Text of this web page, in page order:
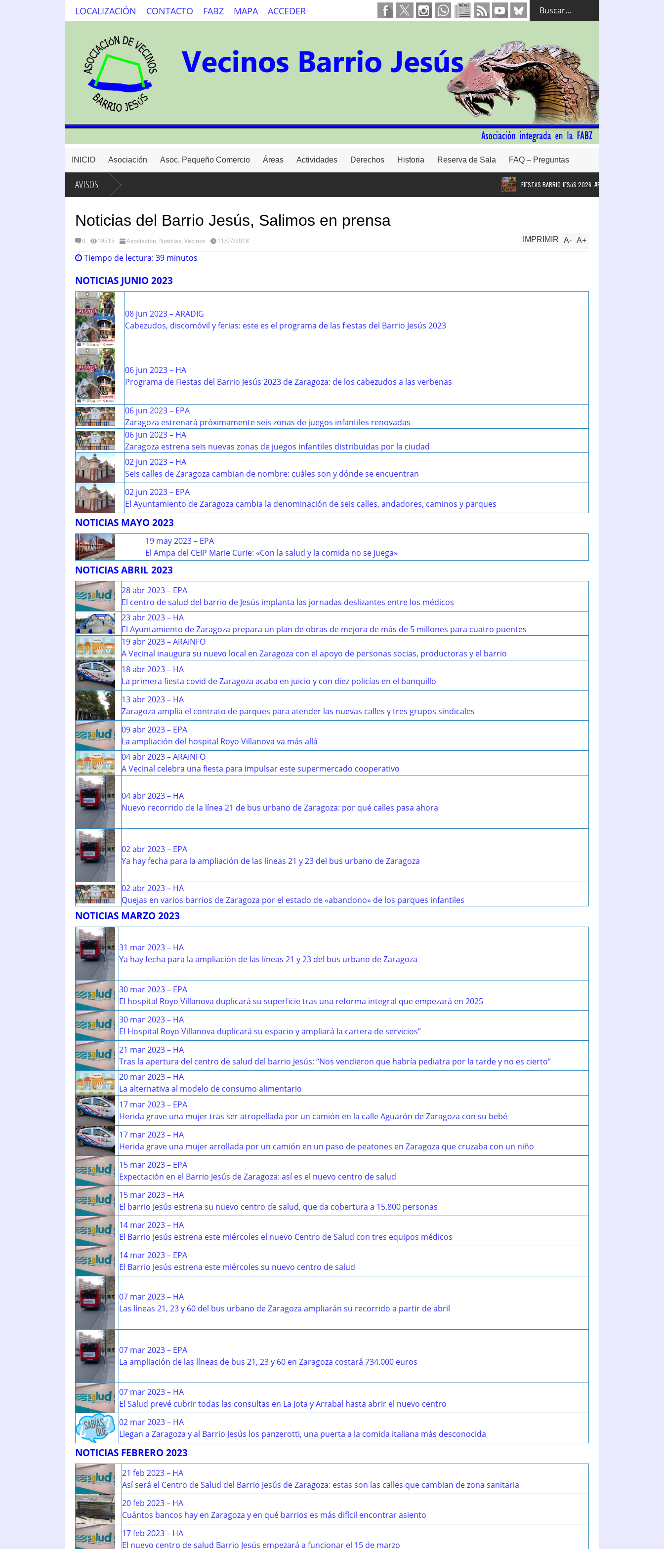
LOCALIZACIÓN CONTACTO FABZ MAPA ACCEDER
INICIO Asociación Asoc. Pequeño Comercio Áreas Actividades Derechos Historia Reserva de Sala FAQ – Preguntas
AVISOS : FIESTAS BARRIO JESúS 2026. #FBJ26
Noticias del Barrio Jesús, Salimos en prensa
0 19515 Asociación, Noticias, Vecinos 11/07/2018 A+
A-
IMPRIMIR
Tiempo de lectura: 39 minutos
NOTICIAS JUNIO 2023
08 jun 2023 – ARADIG
Cabezudos, discomóvil y ferias: este es el programa de las fiestas del Barrio Jesús 2023
06 jun 2023 – HA
Programa de Fiestas del Barrio Jesús 2023 de Zaragoza: de los cabezudos a las verbenas
06 jun 2023 – EPA
Zaragoza estrenará próximamente seis zonas de juegos infantiles renovadas
06 jun 2023 – HA
Zaragoza estrena seis nuevas zonas de juegos infantiles distribuidas por la ciudad
02 jun 2023 – HA
Seis calles de Zaragoza cambian de nombre: cuáles son y dónde se encuentran
02 jun 2023 – EPA
El Ayuntamiento de Zaragoza cambia la denominación de seis calles, andadores, caminos y parques
NOTICIAS MAYO 2023
19 may 2023 – EPA
El Ampa del CEIP Marie Curie: «Con la salud y la comida no se juega»
NOTICIAS ABRIL 2023
28 abr 2023 – EPA
El centro de salud del barrio de Jesús implanta las jornadas deslizantes entre los médicos
23 abr 2023 – HA
El Ayuntamiento de Zaragoza prepara un plan de obras de mejora de más de 5 millones para cuatro puentes
19 abr 2023 – ARAINFO
A Vecinal inaugura su nuevo local en Zaragoza con el apoyo de personas socias, productoras y el barrio
18 abr 2023 – HA
La primera fiesta covid de Zaragoza acaba en juicio y con diez policías en el banquillo
13 abr 2023 – HA
Zaragoza amplía el contrato de parques para atender las nuevas calles y tres grupos sindicales
09 abr 2023 – EPA
La ampliación del hospital Royo Villanova va más allá
04 abr 2023 – ARAINFO
A Vecinal celebra una fiesta para impulsar este supermercado cooperativo
04 abr 2023 – HA
Nuevo recorrido de la línea 21 de bus urbano de Zaragoza: por qué calles pasa ahora
02 abr 2023 – EPA
Ya hay fecha para la ampliación de las líneas 21 y 23 del bus urbano de Zaragoza
02 abr 2023 – HA
Quejas en varios barrios de Zaragoza por el estado de «abandono» de los parques infantiles
NOTICIAS MARZO 2023
31 mar 2023 – HA
Ya hay fecha para la ampliación de las líneas 21 y 23 del bus urbano de Zaragoza
30 mar 2023 – EPA
El hospital Royo Villanova duplicará su superficie tras una reforma integral que empezará en 2025
30 mar 2023 – HA
El Hospital Royo Villanova duplicará su espacio y ampliará la cartera de servicios”
21 mar 2023 – HA
Tras la apertura del centro de salud del barrio Jesús: “Nos vendieron que habría pediatra por la tarde y no es cierto”
20 mar 2023 – HA
La alternativa al modelo de consumo alimentario
17 mar 2023 – EPA
Herida grave una mujer tras ser atropellada por un camión en la calle Aguarón de Zaragoza con su bebé
17 mar 2023 – HA
Herida grave una mujer arrollada por un camión en un paso de peatones en Zaragoza que cruzaba con un niño
15 mar 2023 – EPA
Expectación en el Barrio Jesús de Zaragoza: así es el nuevo centro de salud
15 mar 2023 – HA
El barrio Jesús estrena su nuevo centro de salud, que da cobertura a 15.800 personas
14 mar 2023 – HA
El Barrio Jesús estrena este miércoles el nuevo Centro de Salud con tres equipos médicos
14 mar 2023 – EPA
El Barrio Jesús estrena este miércoles su nuevo centro de salud
07 mar 2023 – HA
Las líneas 21, 23 y 60 del bus urbano de Zaragoza ampliarán su recorrido a partir de abril
07 mar 2023 – EPA
La ampliación de las líneas de bus 21, 23 y 60 en Zaragoza costará 734.000 euros
07 mar 2023 – HA
El Salud prevé cubrir todas las consultas en La Jota y Arrabal hasta abrir el nuevo centro
02 mar 2023 – HA
Llegan a Zaragoza y al Barrio Jesús los panzerotti, una puerta a la comida italiana más desconocida
NOTICIAS FEBRERO 2023
21 feb 2023 – HA
Así será el Centro de Salud del Barrio Jesús de Zaragoza: estas son las calles que cambian de zona sanitaria
20 feb 2023 – HA
Cuántos bancos hay en Zaragoza y en qué barrios es más difícil encontrar asiento
17 feb 2023 – HA
El nuevo centro de salud Barrio Jesús empezará a funcionar el 15 de marzo